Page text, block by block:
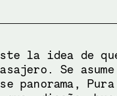
la idea de
Se
panorama,